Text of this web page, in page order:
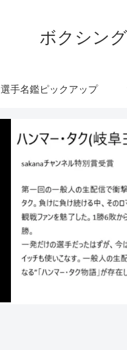
ボクシン
選手名鑑ピックアップ